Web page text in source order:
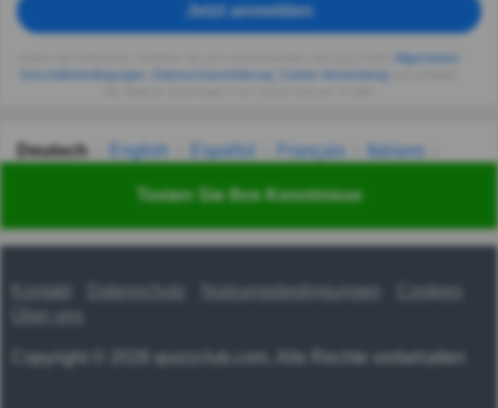
Testen Sie Ihre Kenntnisse
Jetzt anmelden
Allgemeinen
Geschäftsbedingungen
Datenschutzerklärung Cookie-Verwendung
Deutsch English Español Français
Italiano
Українська हिन्दी 한국어 汉语
Kontakt Nutzungsbedingungen
Über uns
Copyright © 2026 quizzclub.com. Alle Rechte vorbehalten